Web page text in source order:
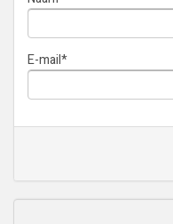
E-mail*